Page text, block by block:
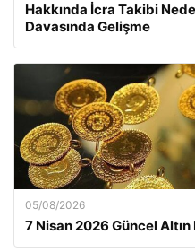
Hakkında İcra Takibi
Davasında Gelişme
05/08/2026
7 Nisan 2026 Güncel